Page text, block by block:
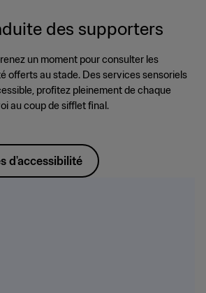
des supporters
un moment pour consulter les
offerts au stade. Des services sensoriels
profitez pleinement de chaque
au coup de sifflet final.
d'accessibilité